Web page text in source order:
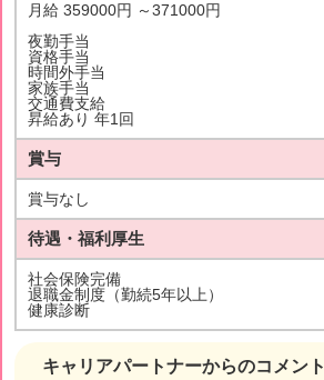
キャリアパートナーからのコメント
月給 359000円 ～371000円
夜勤手当
資格手当
時間外手当
家族手当
交通費支給
昇給あり 年1回
賞与
賞与なし
待遇・福利厚生
社会保険完備
退職金制度（勤続5年以上）
健康診断